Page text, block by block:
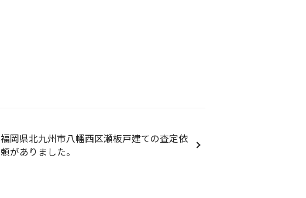
福岡県北九州市八幡西区瀬板戸建ての査定依
頼がありました。